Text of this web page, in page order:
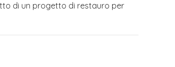
di un progetto di restauro per